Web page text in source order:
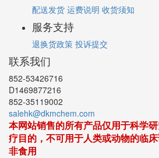
配送发货 运费说明 收货须知
服务支持
退换货政策 投诉提交
联系我们
852-53426716
D1469877216
852-35119002
salehk@dkmchem.com
本网站销售的所有产品仅用于科学
疗目的，不可用于人类或动物的临
非食用